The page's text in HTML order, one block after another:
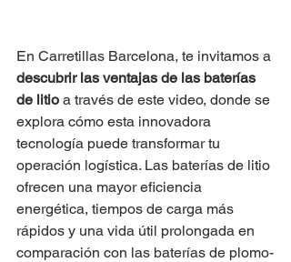
En Carretillas Barcelona, te invitamos a
descubrir las ventajas de las baterías
de litio a través de este video, donde se
explora cómo esta innovadora
tecnología puede transformar tu
operación logística. Las baterías de litio
ofrecen una mayor eficiencia
energética, tiempos de carga más
rápidos y una vida útil prolongada en
comparación con las baterías de plomo-